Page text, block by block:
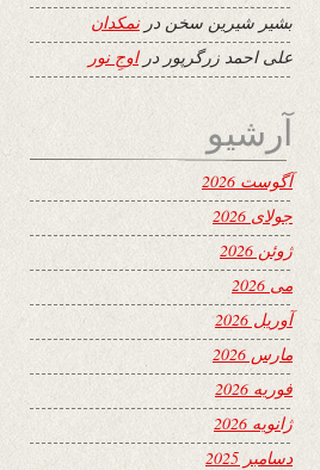
بشیر شیرین سخن درنمکدان
علی احمد زرگرپور دراوجِ نور
آرشیو
آگوست 2026
جولای 2026
ژوئن 2026
می 2026
آوریل 2026
مارس 2026
فوریه 2026
ژانویه 2026
دسامبر 2025